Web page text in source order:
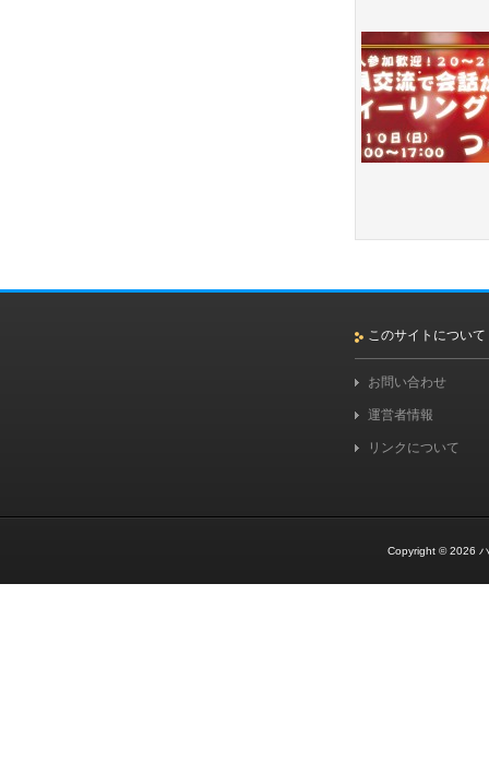
このサイトについて
お問い合わせ
運営者情報
リンクについて
Copyright © 2026